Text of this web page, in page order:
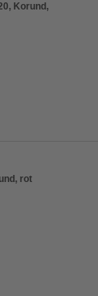
Korund,
rot